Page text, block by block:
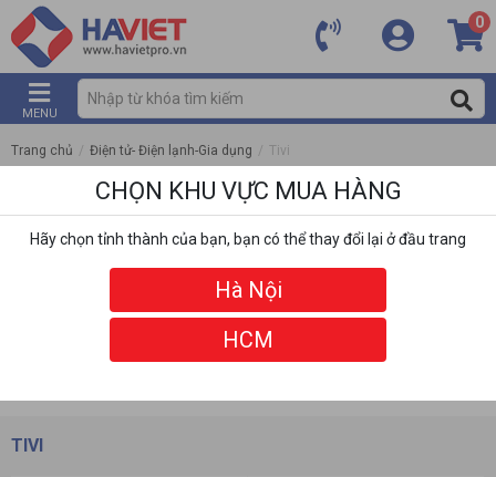
0
MENU
Trang chủ / Điện tử- Điện lạnh-Gia dụng / Tivi
TIVI
CHỌN KHU VỰC MUA HÀNG
Hãy chọn tỉnh thành của bạn, bạn có thể thay đổi lại ở đầu trang
Hà Nội
HCM